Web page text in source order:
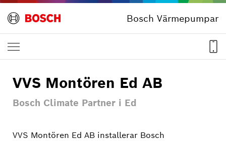
Bosch Värmepumpar
VVS Montören Ed AB
Bosch Climate Partner i Ed
VVS Montören Ed AB installerar Bosch